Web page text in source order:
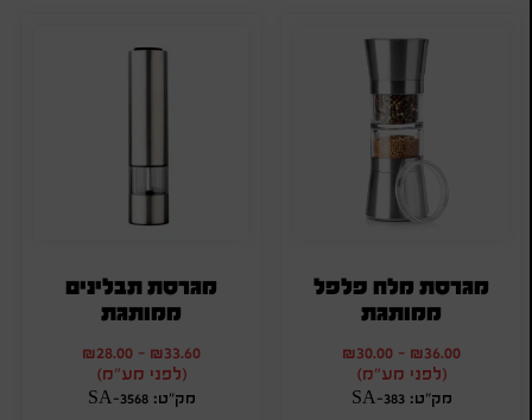
מגרסת מלח פלפל
ממותגת
₪36.00
-
₪30.00
(לפני מע"מ)
מק"ט: SA-383
מגרסת תבלינים
ממותגת
₪33.60
-
₪28.00
(לפני מע"מ)
מק"ט: SA-3568